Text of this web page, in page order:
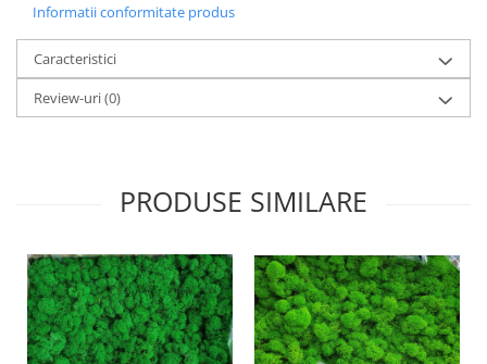
Informatii conformitate produs
Caracteristici
Review-uri(0)
PRODUSE SIMILARE